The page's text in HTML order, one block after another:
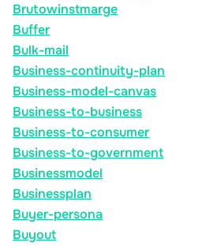
Brutowinstmarge
Buffer
Bulk-mail
Business-continuity-plan
Business-model-canvas
Business-to-business
Business-to-consumer
Business-to-government
Businessmodel
Businessplan
Buyer-persona
Buyout